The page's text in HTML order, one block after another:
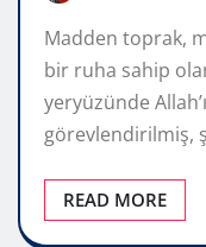
Madden toprak,
bir ruha sahip
yeryüzünde
görevlendirilmiş,
READ MORE